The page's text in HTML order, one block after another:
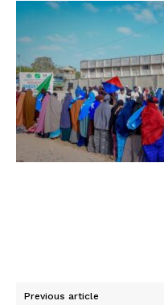
Previous article